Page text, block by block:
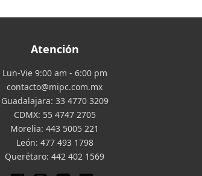
Atención
Lun-Vie 9:00 am - 6:00 pm
contacto@mipc.com.mx
Guadalajara: 33 4770 3209
CDMX: 55 4747 2705
Morelia: 443 5005 221
León: 477 493 1798
Querétaro: 442 402 1569